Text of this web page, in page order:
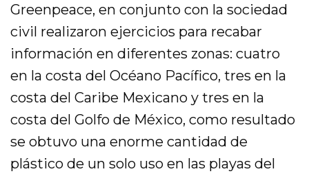
Greenpeace, en conjunto con la sociedad
civil realizaron ejercicios para recabar
información en diferentes zonas: cuatro
en la costa del Océano Pacífico, tres en la
costa del Caribe Mexicano y tres en la
costa del Golfo de México, como resultado
se obtuvo una enorme cantidad de
plástico de un solo uso en las playas del